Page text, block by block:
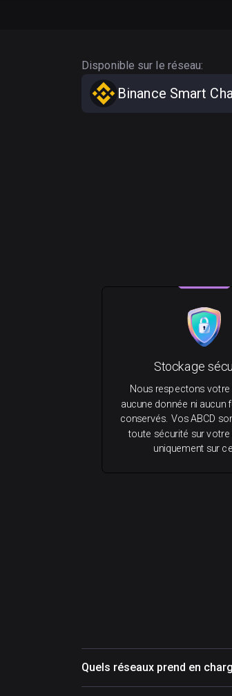
Disponible sur le réseau:
Binance Smart
Stockage
Nous respectons votre
aucune donnée ni aucun
conservés. Vos ABCD
toute sécurité sur votre
uniquement sur
Quels réseaux prend en